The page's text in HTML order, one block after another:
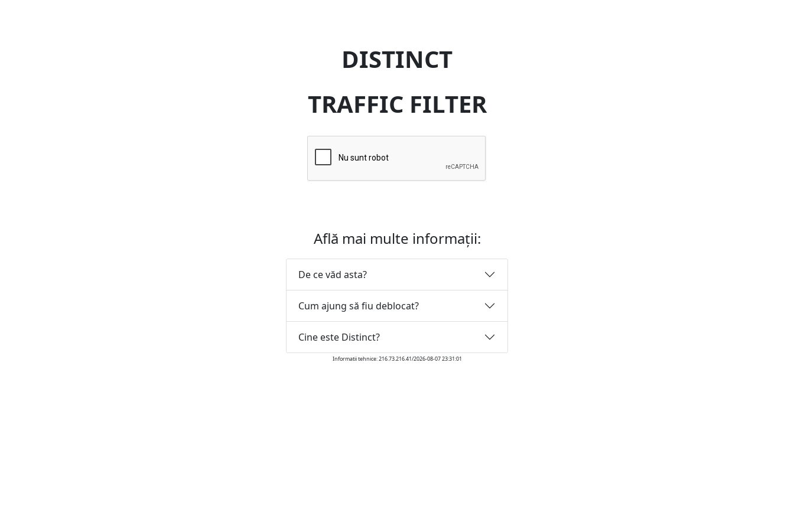
DISTINCT
TRAFFIC FILTER
Află mai multe informații:
De ce văd asta?
Cum ajung să fiu deblocat?
Cine este Distinct?
Informatii tehnice: 216.73.216.41/2026-08-07 23:31:01